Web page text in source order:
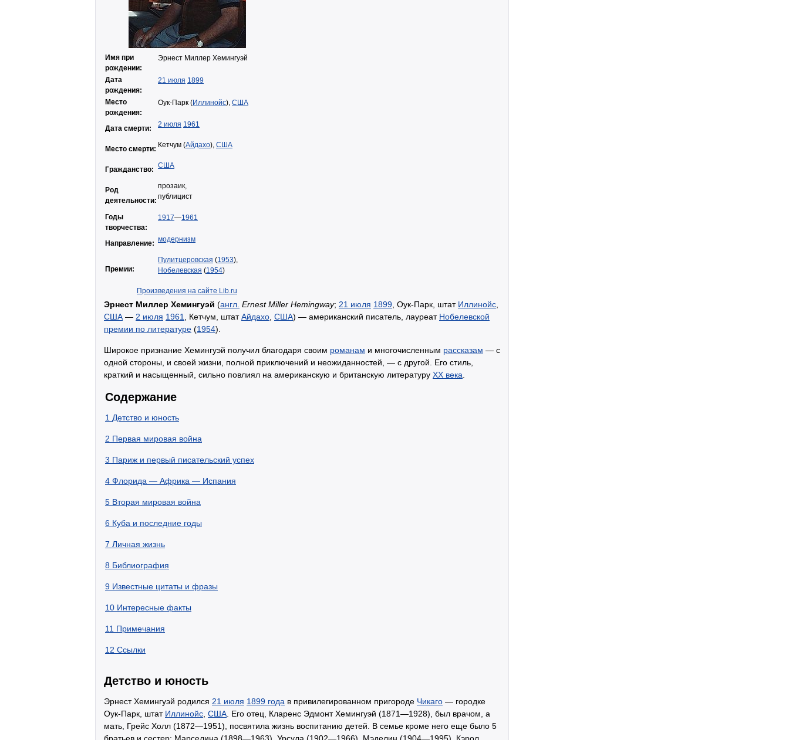
Имя при
рождении:
Эрнест Миллер Хемингуэй
Дата
рождения:
21 июля 1899
Место
рождения:
Оук-Парк (Иллинойс), США
Дата смерти: 2 июля 1961
Место смерти: Кетчум (Айдахо), США
Гражданство: США
Род
деятельности:
прозаик,
публицист
Годы
творчества:
1917—1961
Направление: модернизм
Премии:
Пулитцеровская (1953),
Нобелевская (1954)
Произведения на сайте Lib.ru
Эрнест Миллер Хемингуэй (англ. Ernest Miller Hemingway; 21 июля 1899 , Оук-Парк, штат Иллинойс
США — 2 июля 1961 , Кетчум, штатАйдахо США) — американский писатель, лауреат Нобелевской
премии по литературе (1954).
Широкое признание Хемингуэй получил благодаря своим романам и многочисленным рассказам — с
одной стороны, и своей жизни, полной приключений и неожиданностей, — с другой. Его стиль,
краткий и насыщенный, сильно повлиял на американскую и британскую литературу XX века
Содержание
1 Детство и юность
2 Первая мировая война
3 Париж и первый писательский успех
4 Флорида — Африка — Испания
5 Вторая мировая война
6 Куба и последние годы
7 Личная жизнь
8 Библиография
9 Известные цитаты и фразы
10 Интересные факты
11 Примечания
12 Ссылки
Детство и юность
Эрнест Хемингуэй родился 21 июля 1899 года в привилегированном пригороде Чикаго — городке
Оук-Парк, штат Иллинойс США . Его отец, Кларенс Эдмонт Хемингуэй (1871—1928), был врачом, а
мать, Грейс Холл (1872—1951), посвятила жизнь воспитанию детей. В семье кроме него еще было 5